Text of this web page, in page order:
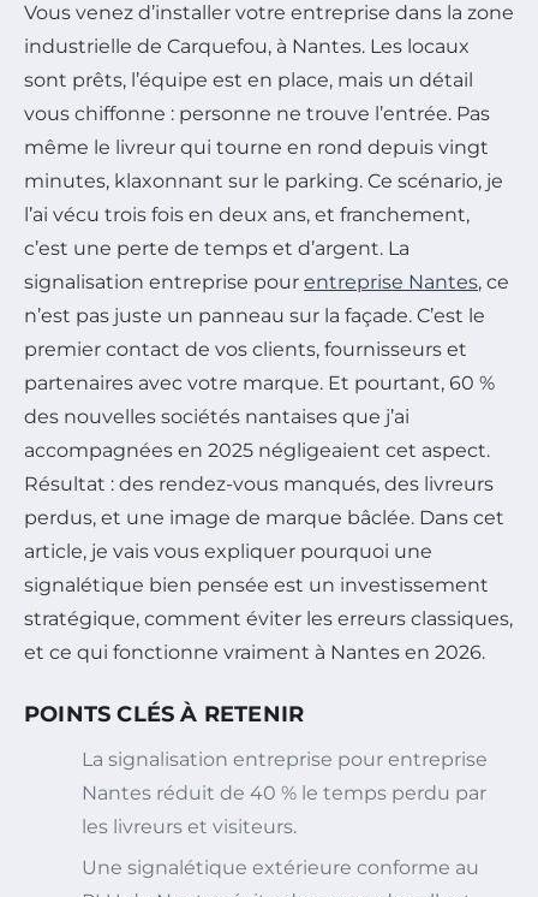
Vous venez d’installer votre entreprise dans la zone
industrielle de Carquefou, à Nantes. Les locaux
sont prêts, l’équipe est en place, mais un détail
vous chiffonne : personne ne trouve l’entrée. Pas
même le livreur qui tourne en rond depuis vingt
minutes, klaxonnant sur le parking. Ce scénario, je
l’ai vécu trois fois en deux ans, et franchement,
c’est une perte de temps et d’argent. La
signalisation entreprise pour entreprise Nantes, ce
n’est pas juste un panneau sur la façade. C’est le
premier contact de vos clients, fournisseurs et
partenaires avec votre marque. Et pourtant, 60 %
des nouvelles sociétés nantaises que j’ai
accompagnées en 2025 négligeaient cet aspect.
Résultat : des rendez-vous manqués, des livreurs
perdus, et une image de marque bâclée. Dans cet
article, je vais vous expliquer pourquoi une
signalétique bien pensée est un investissement
stratégique, comment éviter les erreurs classiques,
et ce qui fonctionne vraiment à Nantes en 2026.
POINTS CLÉS À RETENIR
La signalisation entreprise pour entreprise
Nantes réduit de 40 % le temps perdu par
les livreurs et visiteurs.
Une signalétique extérieure conforme au